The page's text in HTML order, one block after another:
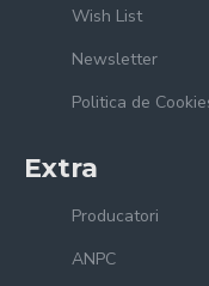
Wish List
Newsletter
Politica de
Extra
Producatori
ANPC